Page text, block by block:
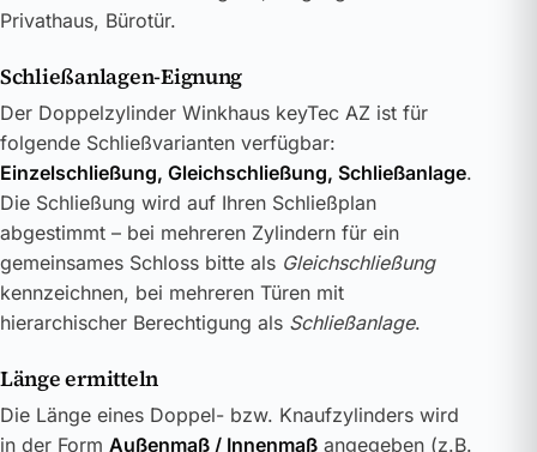
Privathaus, Bürotür.
Schließanlagen-Eignung
Der Doppelzylinder Winkhaus keyTec AZ ist für
folgende Schließvarianten verfügbar:
Einzelschließung, Gleichschließung, Schließanlage.
Die Schließung wird auf Ihren Schließplan
abgestimmt – bei mehreren Zylindern für ein
gemeinsames Schloss bitte als Gleichschließung
kennzeichnen, bei mehreren Türen mit
hierarchischer Berechtigung als Schließanlage.
Länge ermitteln
Die Länge eines Doppel- bzw. Knaufzylinders wird
in der Form Außenmaß / Innenmaß angegeben (z.B.